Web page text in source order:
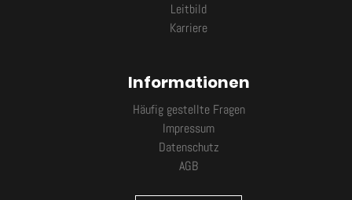
Leitbild
Karriere
Informationen
Häufig gestellte Fragen
Impressum
Datenschutz
AGB